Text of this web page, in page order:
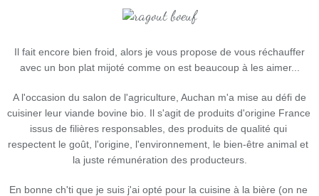
Il fait encore bien froid, alors je vous propose de vous réchauffer
avec un bon plat mijoté comme on est beaucoup à les aimer...
A l'occasion du salon de l'agriculture, Auchan m'a mise au défi de
cuisiner leur viande bovine bio. Il s'agit de produits d'origine France
issus de filières responsables, des produits de qualité qui
respectent le goût, l'origine, l'environnement, le bien-être animal et
la juste rémunération des producteurs.
En bonne ch'ti que je suis j'ai opté pour la cuisine à la bière (on ne